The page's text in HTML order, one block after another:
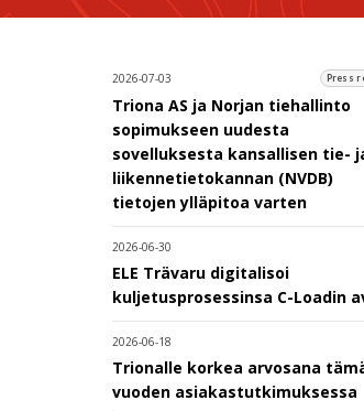
2026-07-03 Press
Triona AS ja Norjan tiehallinto
sopimukseen uudesta
sovelluksesta kansallisen tie-
liikennetietokannan (NVDB)
tietojen ylläpitoa varten
2026-06-30
ELE Trävaru digitalisoi
kuljetusprosessinsa C-Loadin
2026-06-18
Trionalle korkea arvosana
vuoden asiakastutkimuksessa